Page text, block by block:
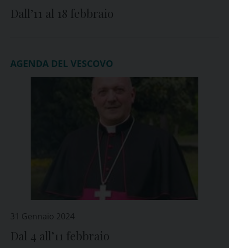
Dall’11 al 18 febbraio
AGENDA DEL VESCOVO
31 Gennaio 2024
Dal 4 all’11 febbraio